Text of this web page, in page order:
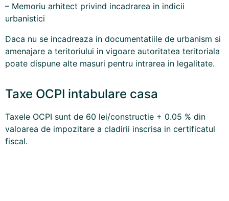
– Memoriu arhitect privind incadrarea in indicii
urbanistici
Daca nu se incadreaza in documentatiile de urbanism si
amenajare a teritoriului in vigoare autoritatea teritoriala
poate dispune alte masuri pentru intrarea in legalitate.
Taxe OCPI intabulare casa
Taxele OCPI sunt de 60 lei/constructie + 0.05 % din
valoarea de impozitare a cladirii inscrisa in certificatul
fiscal.